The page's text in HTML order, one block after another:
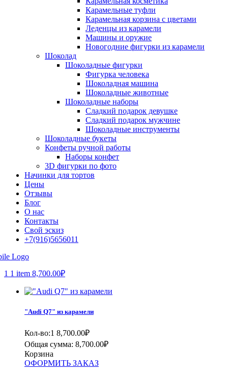
Карамельные туфли
Карамельная корзина с цветами
Леденцы из карамели
Машины и оружие
Новогодние фигурки из карамели
Шоколад
Шоколадные фигурки
Фигурка человека
Шоколадная машина
Шоколадные животные
Шоколадные наборы
Сладкий подарок девушке
Сладкий подарок мужчине
Шоколадные инструменты
Шоколадные букеты
Конфеты ручной работы
Наборы конфет
3D фигурки по фото
Начинки для тортов
Цены
Отзывы
Блог
О нас
Контакты
Свой эскиз
+7(916)5656011
1 1 item 8,700.00₽
"Audi Q7" из карамели
Кол-во:1 8,700.00₽
Общая сумма: 8,700.00₽
Корзина
ОФОРМИТЬ ЗАКАЗ